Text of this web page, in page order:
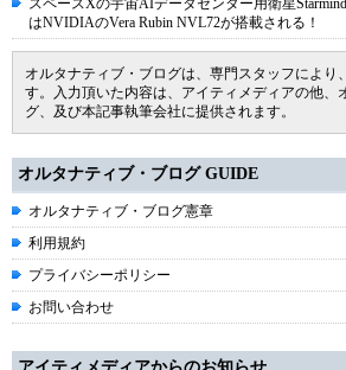
スペースXの宇宙AIデータセンター用衛星
はNVIDIAのVera Rubin NVL72が搭載される！
オルタナティブ・ブログは、専門スタッフにより
す。入力頂いた内容は、アイティメディアの他、
グ、及び本記事執筆会社に提供されます。
オルタナティブ・ブログ GUIDE
オルタナティブ・ブログ憲章
利用規約
プライバシーポリシー
お問い合わせ